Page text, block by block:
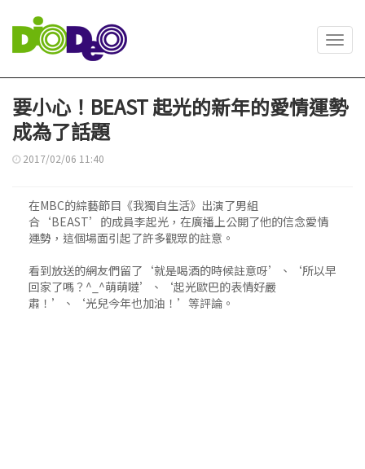
要小心！BEAST 起光的新年的愛情運勢
成為了話題
2017/02/06 11:40
在MBC的綜藝節目《我獨自生活》出演了男組
合‘BEAST’的成員李起光，在廣播上公開了他的信念愛情
運勢，這個場面引起了許多觀眾的註意。
看到放送的網友們留了‘就是喝酒的時候註意呀’、‘所以早
回家了嗎？^_^萌萌噠’、‘起光歐巴的表情好嚴
肅！’、‘光兒今年也加油！’等評論。